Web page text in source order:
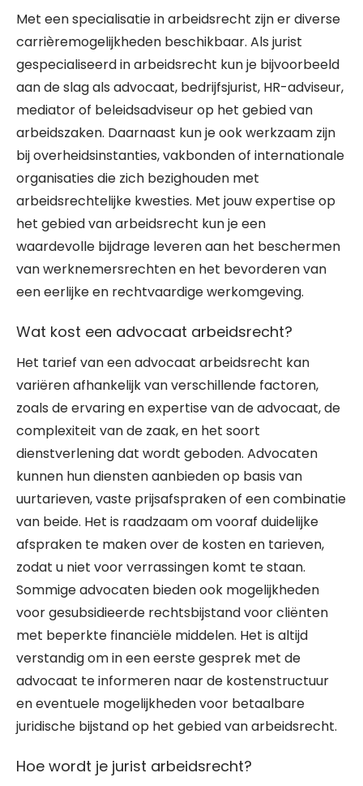
Met een specialisatie in arbeidsrecht zijn er diverse
carrièremogelijkheden beschikbaar. Als jurist
gespecialiseerd in arbeidsrecht kun je bijvoorbeeld
aan de slag als advocaat, bedrijfsjurist, HR-adviseur,
mediator of beleidsadviseur op het gebied van
arbeidszaken. Daarnaast kun je ook werkzaam zijn
bij overheidsinstanties, vakbonden of internationale
organisaties die zich bezighouden met
arbeidsrechtelijke kwesties. Met jouw expertise op
het gebied van arbeidsrecht kun je een
waardevolle bijdrage leveren aan het beschermen
van werknemersrechten en het bevorderen van
een eerlijke en rechtvaardige werkomgeving.
Wat kost een advocaat arbeidsrecht?
Het tarief van een advocaat arbeidsrecht kan
variëren afhankelijk van verschillende factoren,
zoals de ervaring en expertise van de advocaat, de
complexiteit van de zaak, en het soort
dienstverlening dat wordt geboden. Advocaten
kunnen hun diensten aanbieden op basis van
uurtarieven, vaste prijsafspraken of een combinatie
van beide. Het is raadzaam om vooraf duidelijke
afspraken te maken over de kosten en tarieven,
zodat u niet voor verrassingen komt te staan.
Sommige advocaten bieden ook mogelijkheden
voor gesubsidieerde rechtsbijstand voor cliënten
met beperkte financiële middelen. Het is altijd
verstandig om in een eerste gesprek met de
advocaat te informeren naar de kostenstructuur
en eventuele mogelijkheden voor betaalbare
juridische bijstand op het gebied van arbeidsrecht.
Hoe wordt je jurist arbeidsrecht?